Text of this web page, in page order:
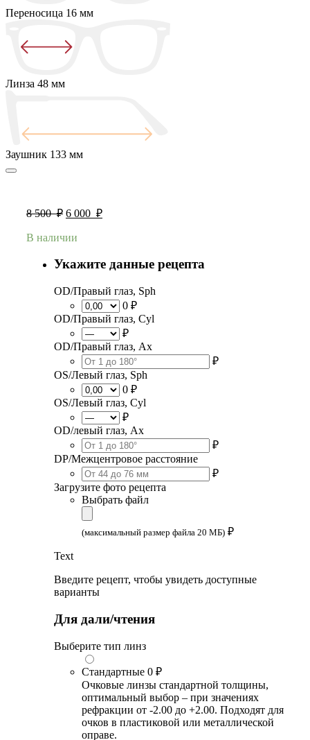
Переносица 16 мм
Линза 48 мм
Заушник 133 мм
8 500₽ 6 000 ₽
В наличии
Укажите данные рецепта
OD/Правый глаз, Sph
0 ₽
OD/Правый глаз, Cyl
₽
OD/Правый глаз, Ax
₽
OS/Левый глаз, Sph
0 ₽
OS/Левый глаз, Cyl
₽
OD/левый глаз, Ax
₽
DP/Межцентровое расстояние
₽
Загрузите фото рецепта
Выбрать файл
(максимальный размер файла 20 МБ) ₽
Text
Введите рецепт, чтобы увидеть доступные
варианты
Для дали/чтения
Выберите тип линз
Стандартные 0 ₽
Очковые линзы стандартной толщины,
оптимальный выбор – при значениях
рефракции от -2.00 до +2.00. Подходят для
очков в пластиковой или металлической
оправе.